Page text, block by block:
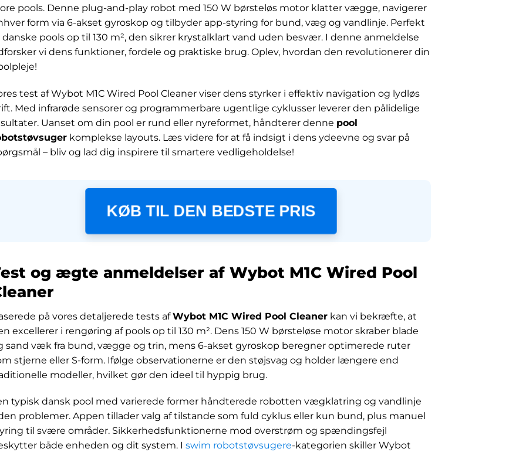
pools. Denne plug-and-play robot med 150 W børsteløs motor klatter vægge, navigerer
form via 6-akset gyroskop og tilbyder app-styring for bund, væg og vandlinje. Perfekt
pools op til 130 m², den sikrer krystalklart vand uden besvær. I denne anmeldelse
vi dens funktioner, fordele og praktiske brug. Oplev, hvordan den revolutionerer din
test af Wybot M1C Wired Pool Cleaner viser dens styrker i effektiv navigation og lydløs
Med infrarøde sensorer og programmerbare ugentlige cyklusser leverer den pålidelige
Uanset om din pool er rund eller nyreformet, håndterer denne pool
komplekse layouts. Læs videre for at få indsigt i dens ydeevne og svar på
– bliv og lad dig inspirere til smartere vedligeholdelse!
KØB TIL DEN BEDSTE PRIS
og ægte anmeldelser af Wybot M1C Wired Pool
på vores detaljerede tests afWybot M1C Wired Pool Cleaner kan vi bekræfte, at
excellerer i rengøring af pools op til 130 m². Dens 150 W børsteløse motor skraber blade
sand væk fra bund, vægge og trin, mens 6-akset gyroskop beregner optimerede ruter
stjerne eller S-form. Ifølge observationerne er den støjsvag og holder længere end
modeller, hvilket gør den ideel til hyppig brug.
typisk dansk pool med varierede former håndterede robotten vægklatring og vandlinje
problemer. Appen tillader valg af tilstande som fuld cyklus eller kun bund, plus manuel
til svære områder. Sikkerhedsfunktionerne mod overstrøm og spændingsfejl
både enheden og dit system. I swim robotstøvsugere-kategorien skiller Wybot